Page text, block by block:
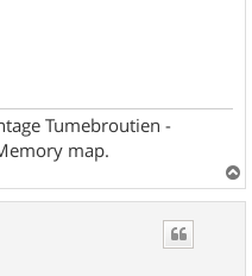
Tumebroutien -
map.
a